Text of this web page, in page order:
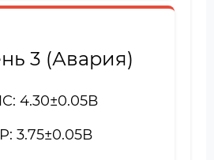
3 (Авария)
4.30±0.05В
3.75±0.05В